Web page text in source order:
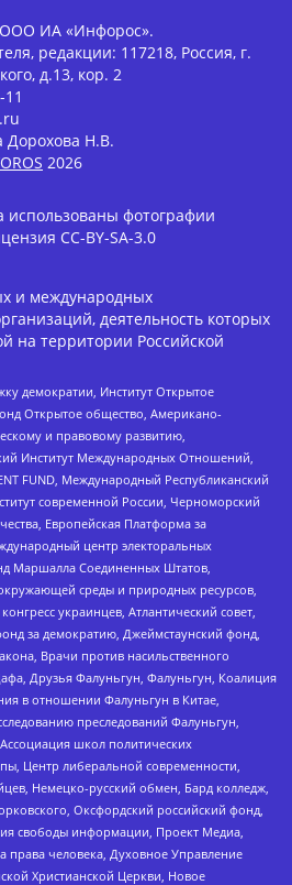
ООО ИА «Инфорос».
редакции: 117218, Россия, г.
д.13, кор. 2
Дорохова Н.В.
2026
использованы фотографии
CC-BY-SA-3.0
и международных
деятельность которых
на территории Российской
демократии, Институт Открытое
Открытое общество, Американо-
и правовому развитию,
Институт Международных Отношений,
FUND, Международный Республиканский
современной России, Черноморский
Европейская Платформа за
центр электоральных
Маршалла Соединенных Штатов,
среды и природных ресурсов,
украинцев, Атлантический совет,
за демократию, Джеймстаунский фонд,
Врачи против насильственного
Друзья Фалуньгун, Фалуньгун, Коалиция
в отношении Фалуньгун в Китае,
преследований Фалуньгун,
школ политических
Центр либеральной современности,
Немецко-русский обмен, Бард колледж,
Оксфордский российский фонд,
свободы информации, Проект Медиа,
права человека, Духовное Управление
Христианской Церкви, Новое